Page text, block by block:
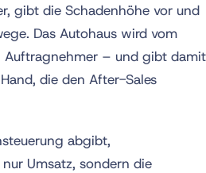
gibt die Schadenhöhe vor und
Das Autohaus wird vom
Auftragnehmer – und gibt damit
die den After-Sales
abgibt,
Umsatz, sondern die